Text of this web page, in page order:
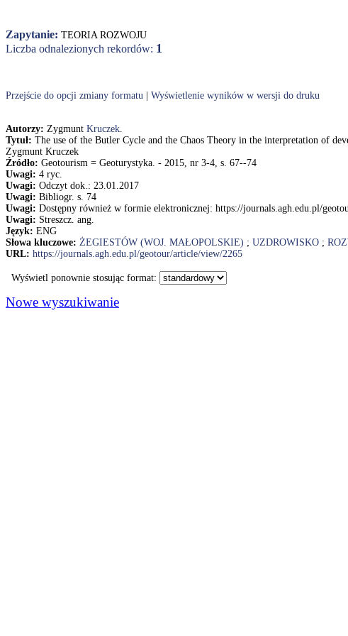
Zapytanie: TEORIA ROZWOJU
Liczba odnalezionych rekordów: 1
Przejście do opcji zmiany formatu Wyświetlenie wyników w wersji do druku
Autorzy: Zygmunt Kruczek.
Tytuł: The use of the Butler Cycle and the Chaos Theory in the interpretation of
Zygmunt Kruczek
Źródło: Geotourism = Geoturystyka. - 2015, nr 3-4, s. 67--74
Uwagi: 4 ryc.
Uwagi: Odczyt dok.: 23.01.2017
Uwagi: Bibliogr. s. 74
Uwagi: Dostępny również w formie elektronicznej: https://journals.agh.edu.pl/
Uwagi: Streszcz. ang.
Język: ENG
Słowa kluczowe: ŻEGIESTÓW (WOJ. MAŁOPOLSKIE) ; UZDROWISKO ;
URL: https://journals.agh.edu.pl/geotour/article/view/2265
Wyświetl ponownie stosując format:
Nowe wyszukiwanie